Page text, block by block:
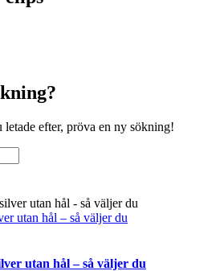
efter, pröva en ny sökning!
utan hål – så väljer du
utan hål – så väljer du